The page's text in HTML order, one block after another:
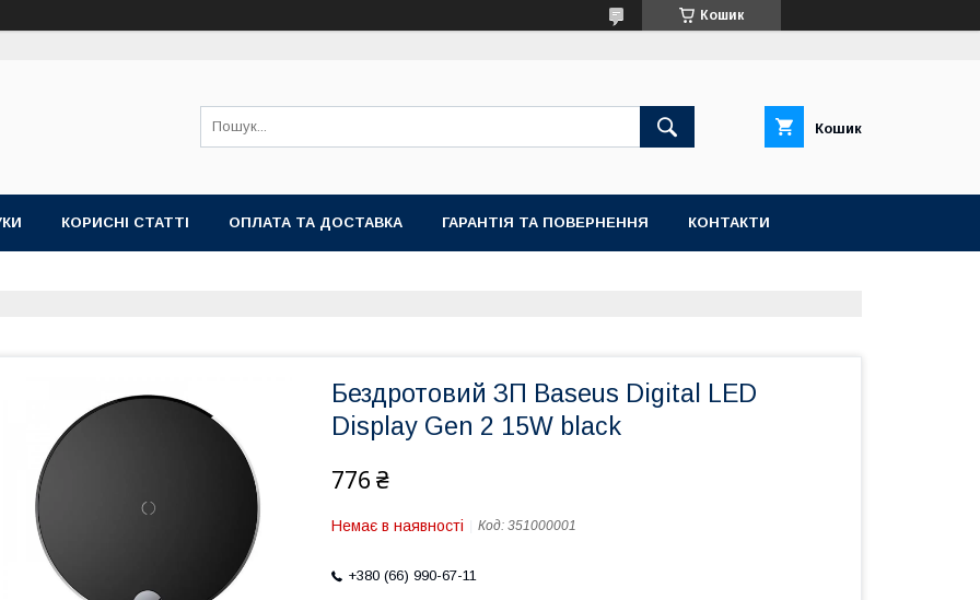
Кошик
Кошик
КОРИСНІ СТАТТІ ОПЛАТА ТА ДОСТАВКА ГАРАНТІЯ ТА ПОВЕРНЕННЯ КОНТАКТИ
Бездротовий ЗП Baseus Digital LED
Display Gen 2 15W black
776 ₴
Немає в наявності Код: 351000001
+380 (66) 990-67-11